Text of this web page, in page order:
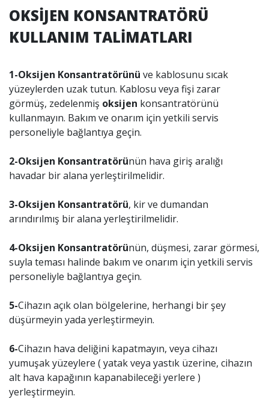
OKSİJEN KONSANTRATÖRÜ
KULLANIM TALİMATLARI
1-Oksijen Konsantratörünü ve kablosunu sıcak
yüzeylerden uzak tutun. Kablosu veya fişi zarar
görmüş, zedelenmiş oksijen konsantratörünü
kullanmayın. Bakım ve onarım için yetkili servis
personeliyle bağlantıya geçin.
2-Oksijen Konsantratörünün hava giriş aralığı
havadar bir alana yerleştirilmelidir.
3-Oksijen Konsantratörü, kir ve dumandan
arındırılmış bir alana yerleştirilmelidir.
4-Oksijen Konsantratörünün, düşmesi, zarar görmesi,
suyla teması halinde bakım ve onarım için yetkili servis
personeliyle bağlantıya geçin.
5-Cihazın açık olan bölgelerine, herhangi bir şey
düşürmeyin yada yerleştirmeyin.
6-Cihazın hava deliğini kapatmayın, veya cihazı
yumuşak yüzeylere ( yatak veya yastık üzerine, cihazın
alt hava kapağının kapanabileceği yerlere )
yerleştirmeyin.